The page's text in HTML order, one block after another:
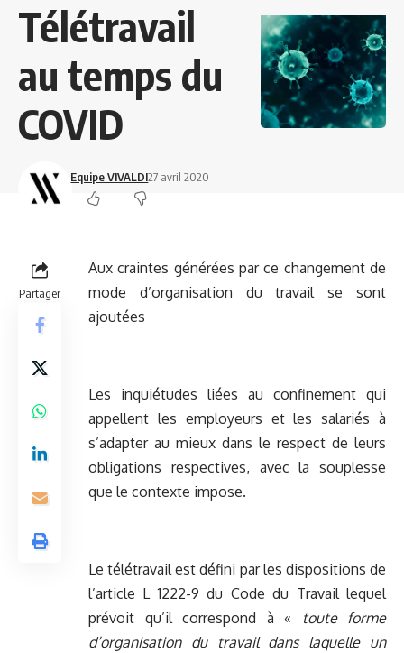
Télétravail
au temps du
COVID
Equipe VIVALDI27 avril 2020
Partager
Aux craintes générées par ce changement de
mode d’organisation du travail se sont
ajoutées
Les inquiétudes liées au confinement qui
appellent les employeurs et les salariés à
s’adapter au mieux dans le respect de leurs
obligations respectives, avec la souplesse
que le contexte impose.
Le télétravail est défini par les dispositions de
l’article L 1222-9 du Code du Travail lequel
prévoit qu’il correspond à «
toute forme
d’organisation du travail dans laquelle un